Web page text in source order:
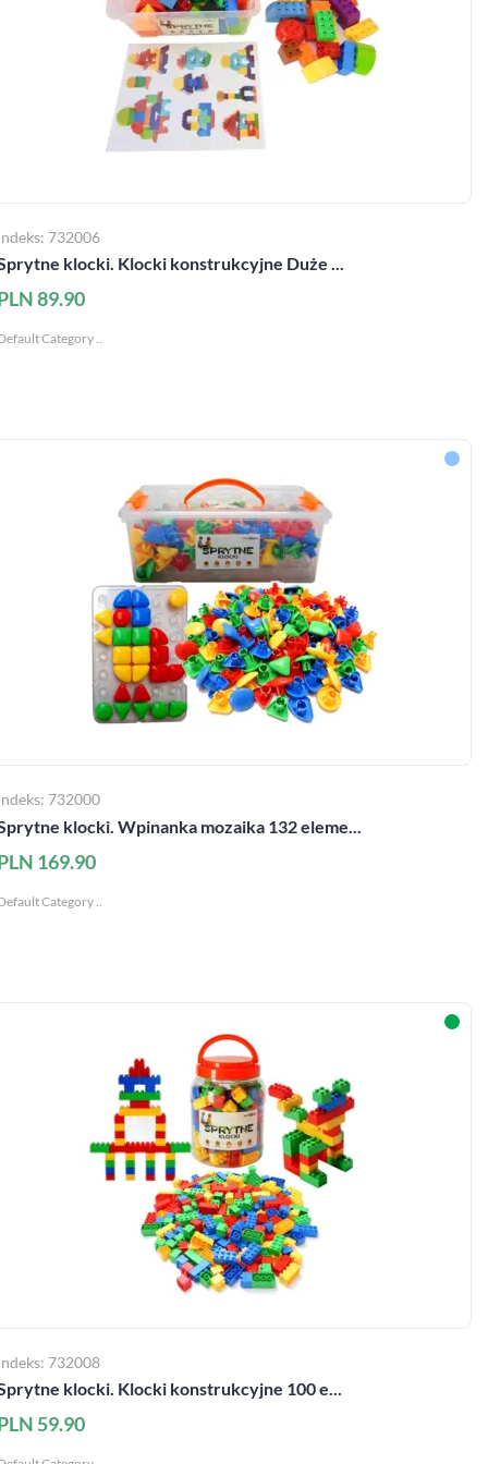
732006
klocki. Klocki konstrukcyjne Duże ...
89.90
Category ..
732000
klocki. Wpinanka mozaika 132 eleme...
169.90
Category ..
732008
klocki. Klocki konstrukcyjne 100 e...
59.90